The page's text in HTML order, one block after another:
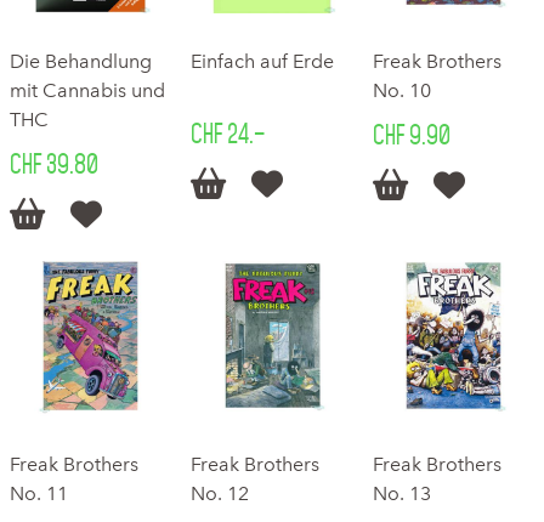
Die Behandlung
mit Cannabis und
THC
CHF 39.80
 
Einfach auf Erde
CHF 24.–
 
Freak Brothers
No. 10
CHF 9.90
 
Freak Brothers
No. 11
Freak Brothers
No. 12
Freak Brothers
No. 13